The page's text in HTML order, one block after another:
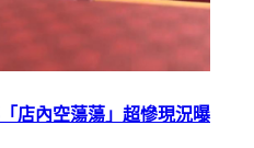
店內空蕩蕩」超慘現況曝